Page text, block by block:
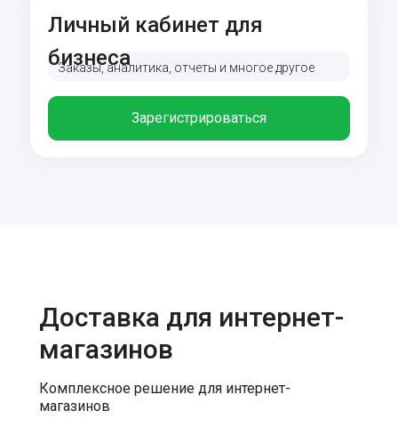
Личный кабинет для
бизнеса
Заказы, аналитика, отчеты и многое другое
Зарегистрироваться
Доставка для интернет-
магазинов
Комплексное решение для интернет-
магазинов